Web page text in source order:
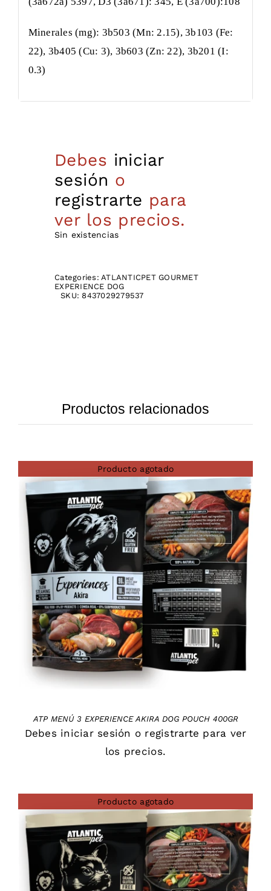
Minerales (mg): 3b503 (Mn: 2.15), 3b103 (Fe:
22), 3b405 (Cu: 3), 3b603 (Zn: 22), 3b201 (I:
0.3)
Debes iniciar
sesión o
registrarte para
ver los precios.
Sin existencias
Categories: ATLANTICPET GOURMET
EXPERIENCE DOG
SKU: 8437029279537
Productos relacionados
Producto agotado
DETAILS
ATP MENÚ 3 EXPERIENCE AKIRA DOG POUCH 400GR
Debes iniciar sesión o registrarte para ver
los precios.
Producto agotado